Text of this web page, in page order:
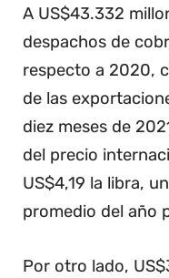
A US$43.332
despachos de
respecto a 2020,
de las
diez meses de
del precio
US$4,19 la libra,
promedio del año
Por otro lado,